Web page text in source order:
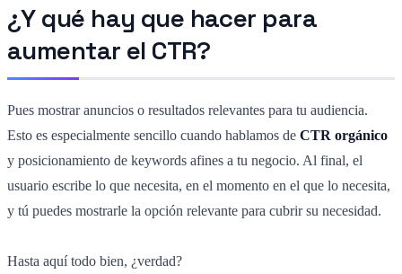
¿Y qué hay que hacer para
aumentar el CTR?
Pues mostrar anuncios o resultados relevantes para tu audiencia.
Esto es especialmente sencillo cuando hablamos de CTR orgánico
y posicionamiento de keywords afines a tu negocio. Al final, el
usuario escribe lo que necesita, en el momento en el que lo necesita,
y tú puedes mostrarle la opción relevante para cubrir su necesidad.
Hasta aquí todo bien, ¿verdad?